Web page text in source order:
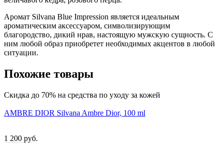
Аромат Silvana Blue Impression является идеальным
ароматическим аксессуаром, символизирующим
благородство, дикий нрав, настоящую мужскую сущность. С
ним любой образ приобретет необходимых акцентов в любой
ситуации.
Похожие товары
Скидка до 70% на средства по уходу за кожей
AMBRE DIOR Silvana Ambre Dior, 100 ml
1 200 руб.